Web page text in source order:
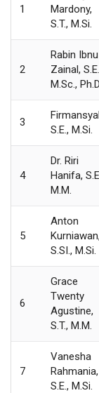
1
Mardony,
S.T., M.Si.
2
Rabin Ibnu
Zainal,
M.Sc.,
3
S.E., M.Si.
4
Dr. Riri
Hanifa,
M.M.
5
Anton
Kurniawan,
S.SI., M.Si.
6
Grace
Twenty
Agustine,
S.T., M.M.
7
Vanesha
Rahmania,
S.E., M.Si.